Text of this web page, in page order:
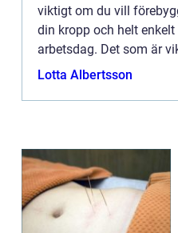
viktigt om du vill
din kropp och helt
arbetsdag. Det som är
man ska v&au...
Lotta Albertsson